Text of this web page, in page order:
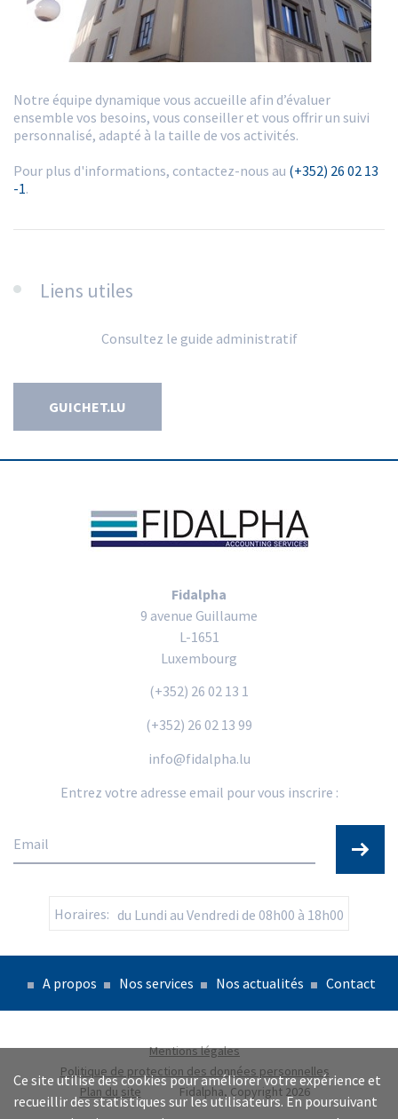
Notre équipe dynamique vous accueille afin d’évaluer
ensemble vos besoins, vous conseiller et vous offrir un suivi
personnalisé, adapté à la taille de vos activités.
Pour plus d'informations, contactez-nous au (+352) 26 02 13
-1.
​​​​​​​Liens utiles
Consultez le guide administratif
GUICHET.LU
Fidalpha
9 avenue Guillaume
L-1651
Luxembourg
(+352) 26 02 13 1
(+352) 26 02 13 99
info@fidalpha.lu
Entrez votre adresse email pour vous inscrire :
Horaires: du Lundi au Vendredi de 08h00 à 18h00
A propos Nos services Nos actualités Contact
Mentions légales
Politique de protection des données personnelles
Plan du site
Fidalpha, Copyright 2026
Ce site utilise des cookies pour améliorer votre expérience et
recueillir des statistiques sur les utilisateurs. En poursuivant